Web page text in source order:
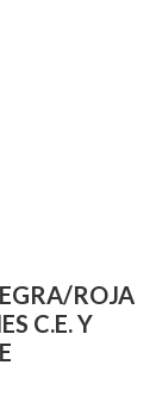
ROJA
C.E. Y